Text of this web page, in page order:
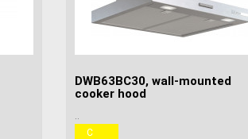
DWB63BC30, wall-mounted
cooker hood
C